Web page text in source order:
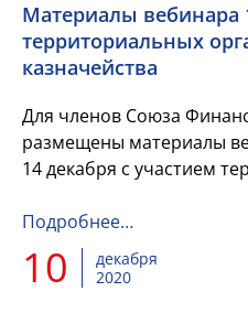
Материалы вебинара
территориальных
казначейства
Для членов Союза
размещены материалы
14 декабря с участием
Т.В. и видеозапись вебин...
Подробнее…
10
декабря
2020